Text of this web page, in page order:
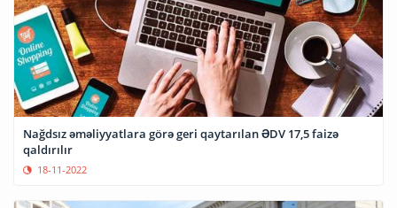
Nağdsız əməliyyatlara görə geri qaytarılan ƏDV 17,5 faizə
qaldırılır
18-11-2022